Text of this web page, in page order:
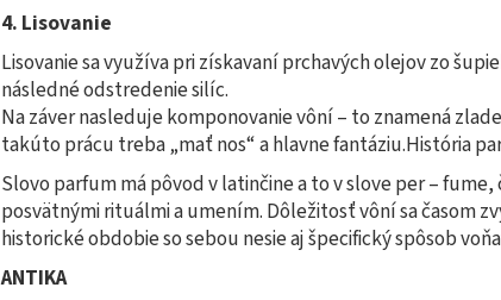
4. Lisovanie
Lisovanie sa využíva pri získavaní prchavých olejov zo
následné odstredenie silíc.
Na záver nasleduje komponovanie vôní – to znamená
takúto prácu treba „mať nos“ a hlavne fantáziu.História
Slovo parfum má pôvod v latinčine a to v slove per – fume,
posvätnými rituálmi a umením. Dôležitosť vôní sa časom
historické obdobie so sebou nesie aj špecifický spôsob
ANTIKA